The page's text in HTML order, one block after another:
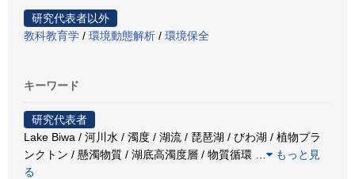
研究代表者以外
教科教育学 / 環境動態解析 / 環境保全
キーワード
研究代表者
Lake Biwa / 河川水 / 濁度 / 湖流 / 琵琶湖 / びわ湖 / 植物プラ
ンクトン / 懸濁物質 / 湖底高濁度層 / 物質循環
もっと見
る